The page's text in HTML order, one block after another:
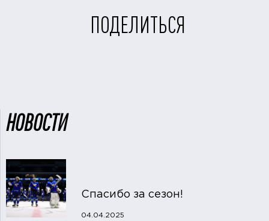
ПОДЕЛИТЬСЯ
НОВОСТИ
Спасибо за сезон!
04.04.2025